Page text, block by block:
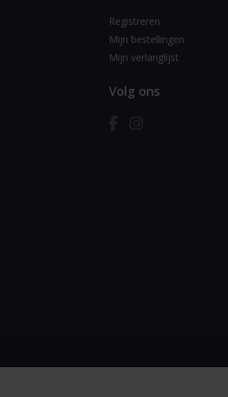
Registreren
Mijn bestellingen
Mijn verlanglijst
Volg ons